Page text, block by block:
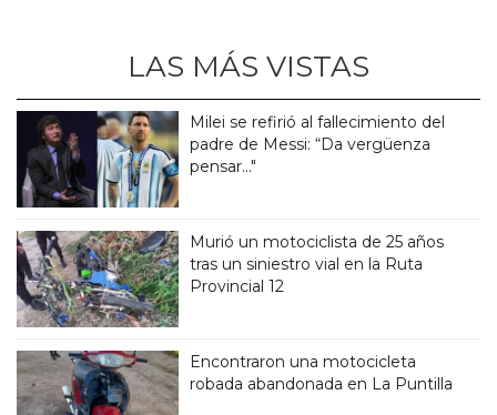
LAS MÁS VISTAS
Milei se refirió al fallecimiento del
padre de Messi: “Da vergüenza
pensar..."
Murió un motociclista de 25 años
tras un siniestro vial en la Ruta
Provincial 12
Encontraron una motocicleta
robada abandonada en La Puntilla